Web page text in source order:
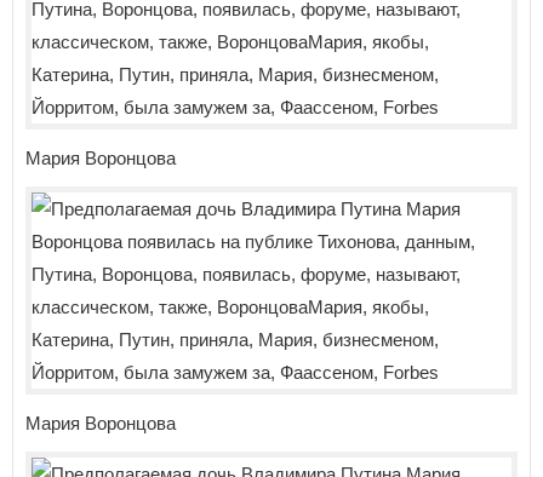
Мария Воронцова
Мария Воронцова